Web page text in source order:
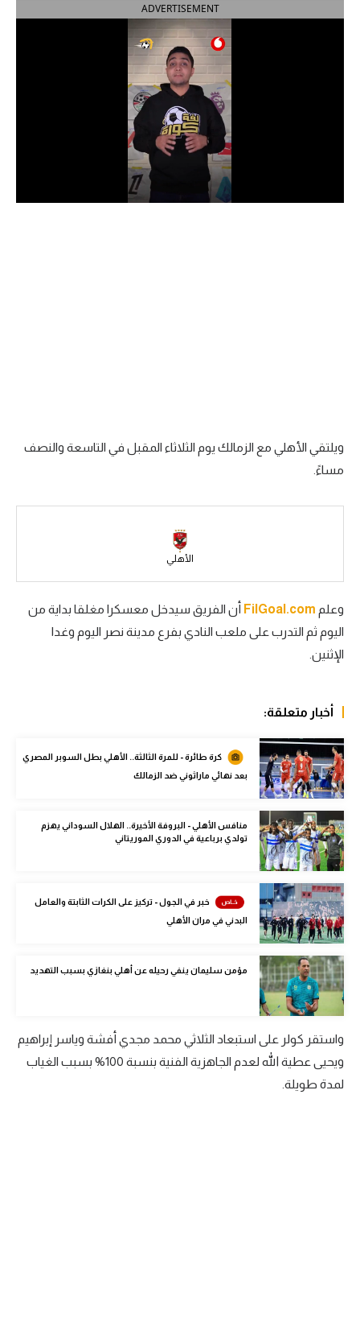
الدوري السعودي للمحترفين
دوري أبطال إفريقيا
الدوري الإنجليزي
أمم إفريقيا
كرة السلة الأمريكية
كرة طائرة
الوطن العربي
في المونديال
رياضة نسائية
آسيا
أمريكا
ركن الألعاب
أقسام خاصة
Gamers
ميركاتو
تحقيق في الجول
ADVERTISEMENT
ويلتقي الأهلي مع الزمالك يوم الثلاثاء المقبل في التاسعة والنصف
مساءً.
الأهلي
وعلم FilGoal.com أن الفريق سيدخل معسكرا مغلقا بداية من
اليوم ثم التدرب على ملعب النادي بفرع مدينة نصر اليوم وغدا
الإثنين.
أخبار متعلقة:
كرة طائرة - للمرة الثالثة.. الأهلي بطل السوبر المصري
بعد نهائي ماراثوني ضد الزمالك
منافس الأهلي - البروفة الأخيرة.. الهلال السوداني يهزم
تولدي برباعية في الدوري الموريتاني
خبر في الجول - تركيز على الكرات الثابتة والعامل
البدني في مران الأهلي
مؤمن سليمان ينفي رحيله عن أهلي بنغازي بسبب التهديد
واستقر كولر على استبعاد الثلاثي محمد مجدي أفشة وياسر إبراهيم
ويحيى عطية الله لعدم الجاهزية الفنية بنسبة 100% بسبب الغياب
لمدة طويلة.